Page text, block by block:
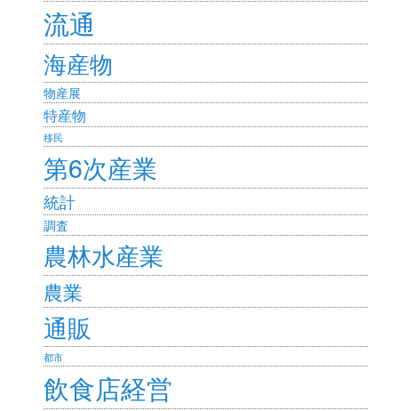
流通
海産物
物産展
特産物
移民
第6次産業
統計
調査
農林水産業
農業
通販
都市
飲食店経営